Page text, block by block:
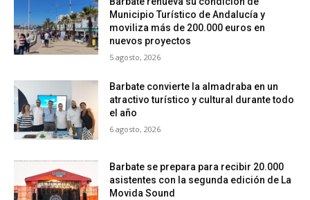
Municipio Turístico de Andalucía y
moviliza más de 200.000 euros en
nuevos proyectos
5 agosto, 2026
Barbate convierte la almadraba en un
atractivo turístico y cultural durante todo
el año
6 agosto, 2026
Barbate se prepara para recibir 20.000
asistentes con la segunda edición de La
Movida Sound